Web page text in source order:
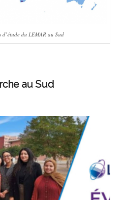
d’étude du LEMAR au Sud
au Sud